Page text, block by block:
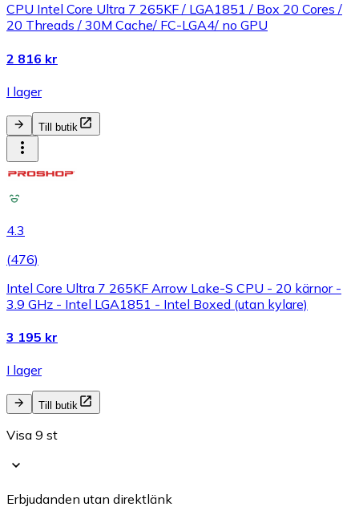
CPU Intel Core Ultra 7 265KF / LGA1851 / Box 20 Cores /
20 Threads / 30M Cache/ FC-LGA4/ no GPU
2 816 kr
I lager
Till butik
4.3
(476)
Intel Core Ultra 7 265KF Arrow Lake-S CPU - 20 kärnor -
3.9 GHz - Intel LGA1851 - Intel Boxed (utan kylare)
3 195 kr
I lager
Till butik
Visa 9 st
Erbjudanden utan direktlänk